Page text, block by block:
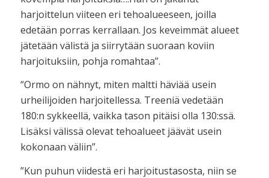
harjoittelun viiteen eri tehoalueeseen, joilla
edetään porras kerrallaan. Jos keveimmät alueet
jätetään välistä ja siirrytään suoraan koviin
harjoituksiin, pohja romahtaa”.
“Ormo on nähnyt, miten maltti häviää usein
urheilijoiden harjoitellessa. Treeniä vedetään
180:n sykkeellä, vaikka tason pitäisi olla 130:ssä.
Lisäksi välissä olevat tehoalueet jäävät usein
kokonaan väliin”.
”Kun puhun viidestä eri harjoitustasosta, niin se